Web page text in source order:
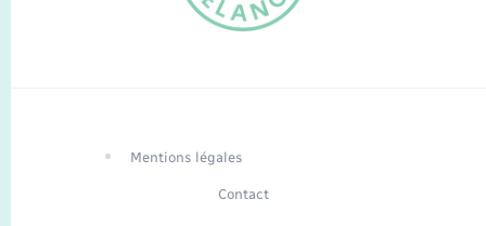
Mentions légales
Contact